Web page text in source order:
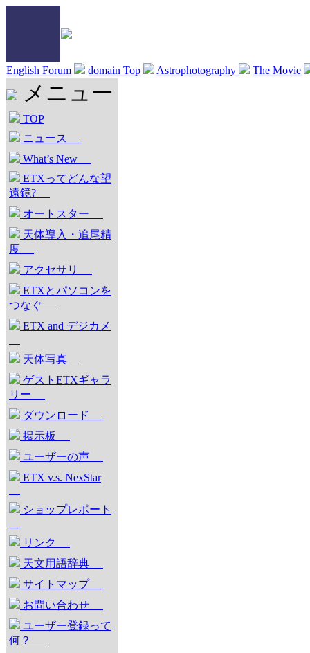
English Forum domain Top Astrophotography The Movie
メニュー
TOP
ニュース
What’s New
ETXってどんな望
遠鏡?
オートスター
天体導入・追尾精
度
アクセサリ
ETXとパソコンを
つなぐ
ETX and デジカメ
天体写真
ゲストETXギャラ
リー
ダウンロード
掲示板
ユーザーの声
ETX v.s. NexStar
ショップレポート
リンク
天文用語辞典
サイトマップ
お問い合わせ
ユーザー登録って
何？